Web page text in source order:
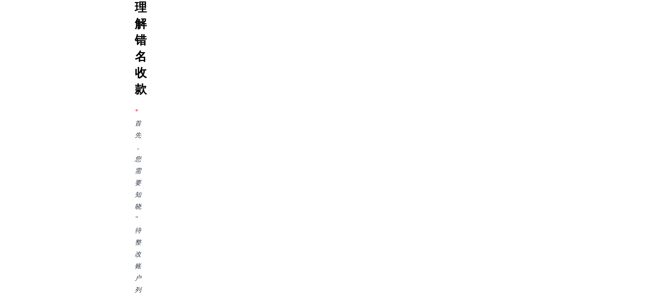
理
解
错
名
收
款
*
首
先
，
您
需
要
知
晓
“
待
整
改
账
户
列